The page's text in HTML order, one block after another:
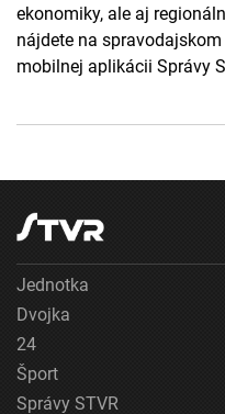
ekonomiky, ale aj
nájdete na spravodajskom
mobilnej aplikácii Správy
Jednotka
Dvojka
24
Šport
Správy STVR